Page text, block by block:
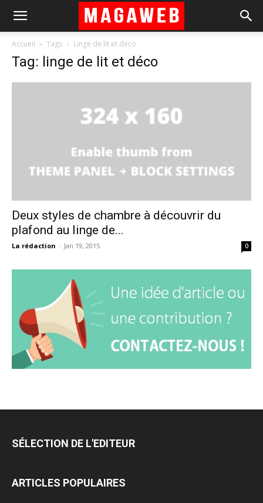
Accueil Tags Linge de lit et déco
Tag: linge de lit et déco
Deux styles de chambre à découvrir du
plafond au linge de...
La rédaction - Jan 19, 2015 0
SÉLECTION DE L'EDITEUR
ARTICLES POPULAIRES